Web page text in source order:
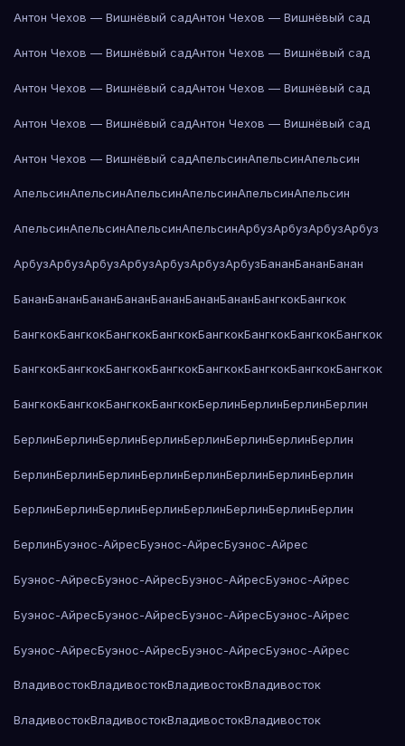
Антон Чехов — Вишнёвый садАнтон Чехов — Вишнёвый сад
Антон Чехов — Вишнёвый садАнтон Чехов — Вишнёвый сад
Антон Чехов — Вишнёвый садАнтон Чехов — Вишнёвый сад
Антон Чехов — Вишнёвый садАнтон Чехов — Вишнёвый сад
Антон Чехов — Вишнёвый садАпельсинАпельсинАпельсин
АпельсинАпельсинАпельсинАпельсинАпельсинАпельсин
АпельсинАпельсинАпельсинАпельсинАрбузАрбузАрбузАрбуз
АрбузАрбузАрбузАрбузАрбузАрбузАрбузБананБананБанан
БананБананБананБананБананБананБананБангкокБангкок
БангкокБангкокБангкокБангкокБангкокБангкокБангкокБангкок
БангкокБангкокБангкокБангкокБангкокБангкокБангкокБангкок
БангкокБангкокБангкокБангкокБерлинБерлинБерлинБерлин
БерлинБерлинБерлинБерлинБерлинБерлинБерлинБерлин
БерлинБерлинБерлинБерлинБерлинБерлинБерлинБерлин
БерлинБерлинБерлинБерлинБерлинБерлинБерлинБерлин
БерлинБуэнос-АйресБуэнос-АйресБуэнос-Айрес
Буэнос-АйресБуэнос-АйресБуэнос-АйресБуэнос-Айрес
Буэнос-АйресБуэнос-АйресБуэнос-АйресБуэнос-Айрес
Буэнос-АйресБуэнос-АйресБуэнос-АйресБуэнос-Айрес
ВладивостокВладивостокВладивостокВладивосток
ВладивостокВладивостокВладивостокВладивосток